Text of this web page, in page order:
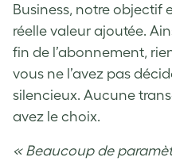
Business, notre objectif
réelle valeur ajoutée.
fin de l’abonnement,
vous ne l’avez pas
silencieux. Aucune
avez le choix.
« Beaucoup de